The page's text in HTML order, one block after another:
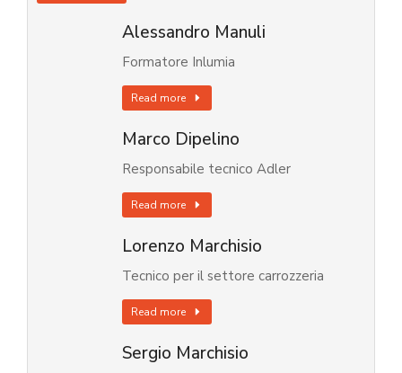
Alessandro Manuli
Formatore Inlumia
Read more
Marco Dipelino
Responsabile tecnico Adler
Read more
Lorenzo Marchisio
Tecnico per il settore carrozzeria
Read more
Sergio Marchisio